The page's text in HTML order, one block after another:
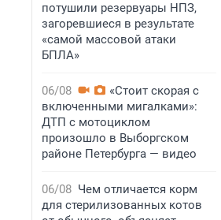
потушили резервуары НПЗ,
загоревшиеся в результате
«самой массовой атаки
БПЛА»
06/08
«Стоит скорая с
включенными мигалками»:
ДТП с мотоциклом
произошло в Выборгском
районе Петербурга — видео
06/08 Чем отличается корм
для стерилизованных котов